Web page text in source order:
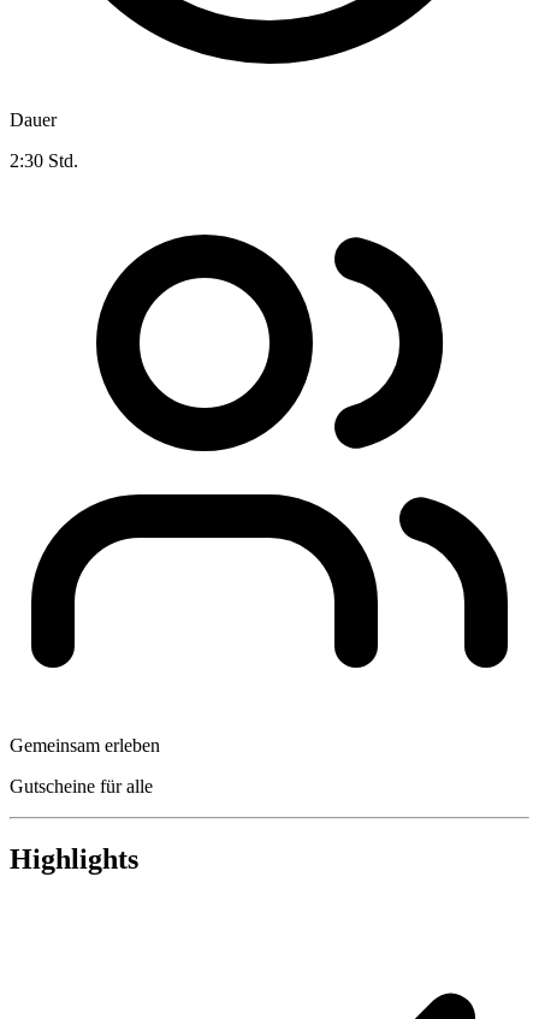
Dauer
2:30 Std.
Gemeinsam erleben
Gutscheine für alle
Highlights